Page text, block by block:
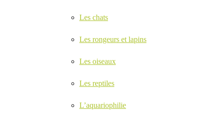
Les chats
Les rongeurs et lapins
Les oiseaux
Les reptiles
L’aquariophilie